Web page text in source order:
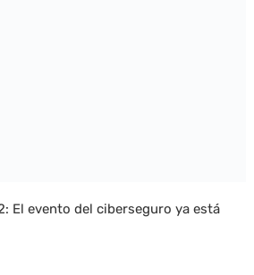
El evento del ciberseguro ya está